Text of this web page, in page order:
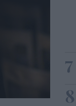
7
8